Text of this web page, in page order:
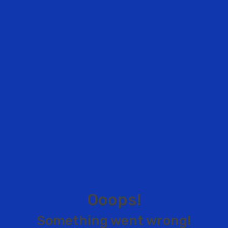
Ooops!
Something went wrong!